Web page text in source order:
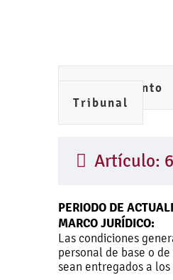
Ayuntamiento
Tribunal
Artículo:
PERIODO DE
MARCO JURÍDICO:
Las condiciones
personal de base o
sean entregados a